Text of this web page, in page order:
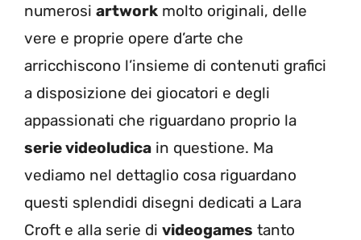
numerosi artwork molto originali, delle
vere e proprie opere d’arte che
arricchiscono l’insieme di contenuti grafici
a disposizione dei giocatori e degli
appassionati che riguardano proprio la
serie videoludica in questione. Ma
vediamo nel dettaglio cosa riguardano
questi splendidi disegni dedicati a Lara
Croft e alla serie di videogames tanto